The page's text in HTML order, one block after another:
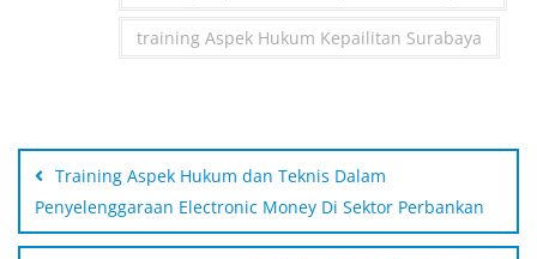
training Aspek Hukum Kepailitan Surabaya
Post
navigation
Training Aspek Hukum dan Teknis Dalam
Penyelenggaraan Electronic Money Di Sektor Perbankan